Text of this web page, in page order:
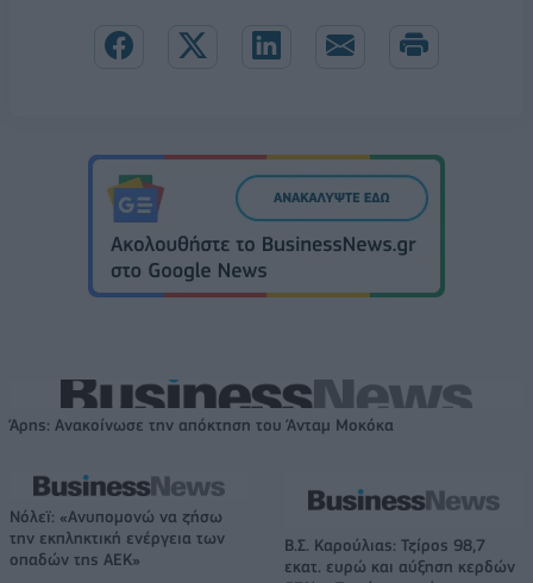
Άρης: Ανακοίνωσε την απόκτηση του Άνταμ Μοκόκα
Νόλεϊ: «Ανυπομονώ να ζήσω
την εκπληκτική ενέργεια των
οπαδών της ΑΕΚ»
Β.Σ. Καρούλιας: Τζίρος 98,7
εκατ. ευρώ και αύξηση κερδών